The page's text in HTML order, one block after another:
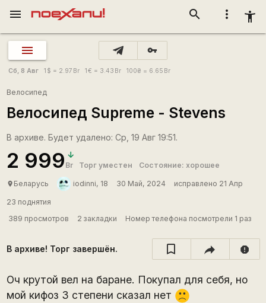
more_vert accessibility_new
search
menu
vpn_key
Сб, 8 Авг 1 $ = 2.97 Br 1€ = 3.43 Br 100₴ = 6.65 Br
Велосипед
Велосипед Supreme - Stevens
В архиве. Будет удалено: Ср, 19 Авг 19:51.
2 999 Br Торг уместен Состояние: хорошее
place Беларусь iodinni, 18 30 Май, 2024 исправлено 21 Апр
23 поднятия
389 просмотров
2 закладки Номер телефона посмотрели 1 раз
В архиве! Торг завершён. report
Оч крутой вел на баране. Покупал для себя, но
мой кифоз 3 степени сказал нет
:(